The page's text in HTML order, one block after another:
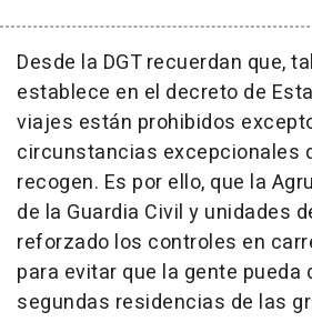
Desde la DGT recuerdan que,
establece en el decreto de
viajes están prohibidos
circunstancias excepcionales
recogen. Es por ello, que la
de la Guardia Civil y unidades
reforzado los controles en
para evitar que la gente pueda
segundas residencias de las